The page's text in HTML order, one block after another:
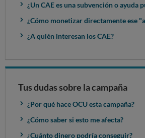
¿Un CAE es una subvención o ayuda
¿Cómo monetizar directamente ese
¿A quién interesan los CAE?
Tus dudas sobre la campaña
¿Por qué hace OCU esta campaña?
¿Cómo saber si esto me afecta?
¿Cuánto dinero podría conseguir?